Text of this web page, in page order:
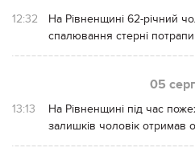
12:32
На Рівненщині 62-річний
спалювання стерні
05
13:13
На Рівненщині під час
залишків чоловік отримав